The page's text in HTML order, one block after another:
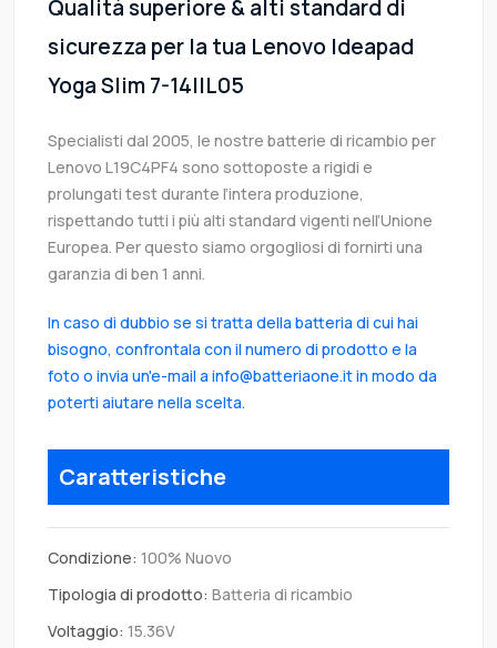
Qualità superiore & alti standard di
sicurezza per la tua Lenovo Ideapad
Yoga Slim 7-14IIL05
Specialisti dal 2005, le nostre batterie di ricambio per
Lenovo L19C4PF4 sono sottoposte a rigidi e
prolungati test durante l’intera produzione,
rispettando tutti i più alti standard vigenti nell’Unione
Europea. Per questo siamo orgogliosi di fornirti una
garanzia di ben 1 anni.
In caso di dubbio se si tratta della batteria di cui hai
bisogno, confrontala con il numero di prodotto e la
foto o invia un'e-mail a info@batteriaone.it in modo da
poterti aiutare nella scelta.
Caratteristiche
Condizione: 100% Nuovo
Tipologia di prodotto: Batteria di ricambio
Voltaggio: 15.36V